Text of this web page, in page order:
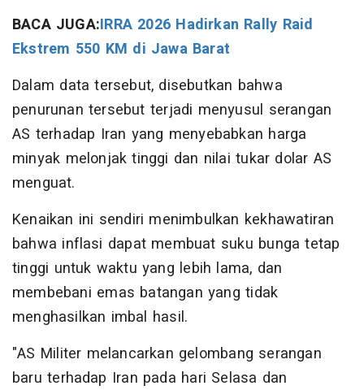
BACA JUGA:IRRA 2026 Hadirkan Rally Raid
Ekstrem 550 KM di Jawa Barat
Dalam data tersebut, disebutkan bahwa
penurunan tersebut terjadi menyusul serangan
AS terhadap Iran yang menyebabkan harga
minyak melonjak tinggi dan nilai tukar dolar AS
menguat.
Kenaikan ini sendiri menimbulkan kekhawatiran
bahwa inflasi dapat membuat suku bunga tetap
tinggi untuk waktu yang lebih lama, dan
membebani emas batangan yang tidak
menghasilkan imbal hasil.
"AS Militer melancarkan gelombang serangan
baru terhadap Iran pada hari Selasa dan